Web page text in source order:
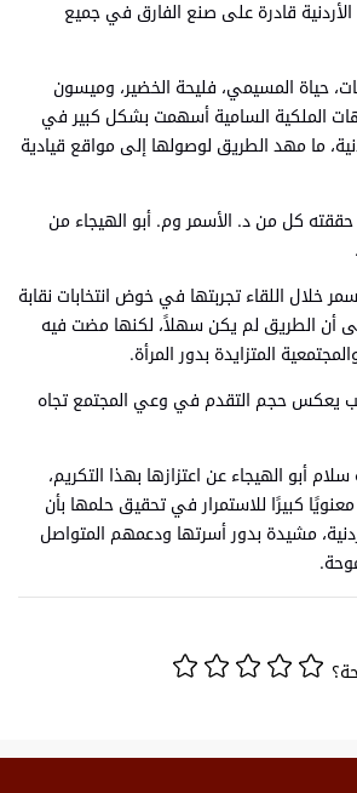
الأردنية قادرة على صنع الفارق في جميع
حياة المسيمي، فليحة الخضير، وميسون
الملكية السامية أسهمت بشكل كبير في
ما مهد الطريق لوصولها إلى مواقع قيادية
كل من د. الأسمر وم. أبو الهيجاء من
خلال اللقاء تجربتها في خوض انتخابات نقابة
أن الطريق لم يكن سهلاً، لكنها مضت فيه
المتزايدة بدور المرأة.
يعكس حجم التقدم في وعي المجتمع تجاه
أبو الهيجاء عن اعتزازها بهذا التكريم،
كبيرًا للاستمرار في تحقيق حلمها بأن
مشيدة بدور أسرتها ودعمهم المتواصل